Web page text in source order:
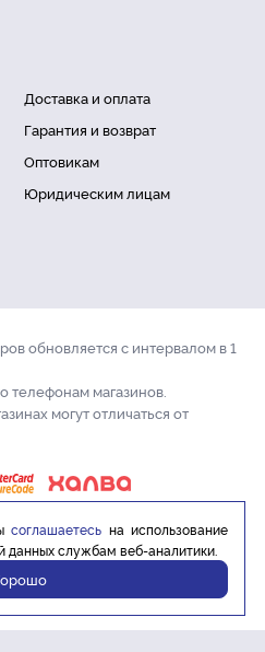
Доставка и оплата
Гарантия и возврат
Оптовикам
Юридическим лицам
обновляется с интервалом в 1
телефонам магазинов.
могут отличаться от
для удобной жизни. ИНН: 4205352145
соглашаетесь на использование
данных службам веб-аналитики.